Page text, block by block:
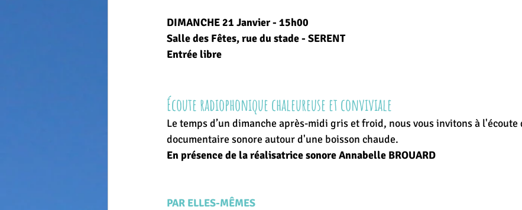
DIMANCHE 21 Janvier - 15h00
Salle des Fêtes, rue du stade - SERENT
Entrée libre
Écoute radiophonique chaleureuse et conviviale
Le temps d’un dimanche après-midi gris et froid, nous vous invitons à l'écoute
documentaire sonore autour d'une boisson chaude.
En présence de la réalisatrice sonore Annabelle BROUARD
PAR ELLES-MÊMES